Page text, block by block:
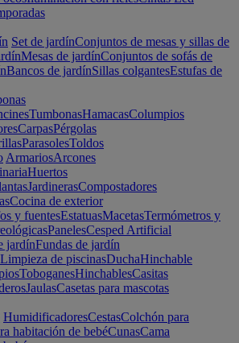
Set de jardínConjuntos de mesas y sillas de
Mesas de jardínConjuntos de sofás de
Bancos de jardínSillas colgantesEstufas de
TumbonasHamacasColumpios
CarpasPérgolas
ParasolesToldos
ArmariosArcones
Huertos
JardinerasCompostadores
Cocina de exterior
y fuentesEstatuasMacetasTermómetros y
PanelesCesped Artificial
jardínFundas de jardín
Limpieza de piscinasDuchaHinchable
ToboganesHinchablesCasitas
JaulasCasetas para mascotas
HumidificadoresCestasColchón para
habitación de bebéCunasCama